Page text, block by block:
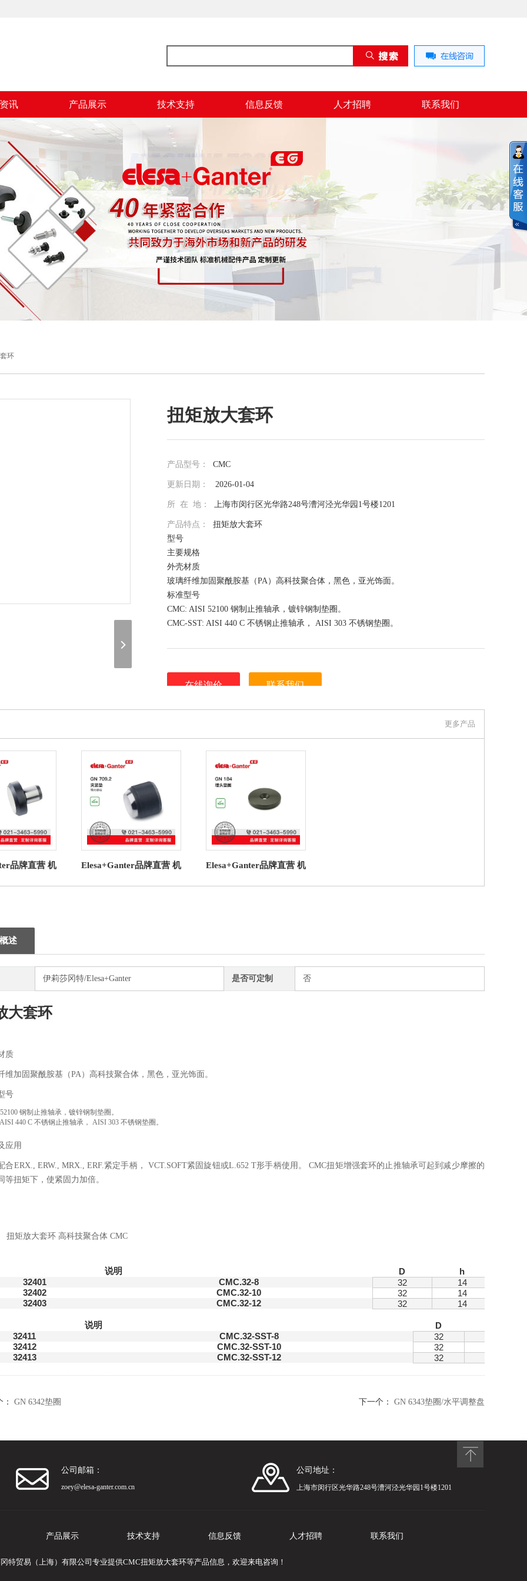
讯 产品展示 技术支持 信息反馈 人才招聘 联系我们
环
扭矩放大套环
产品型号： CMC
更新日期： 2026-01-04
所 在 地： 上海市闵行区光华路248号漕河泾光华园1号楼1201
产品特点： 扭矩放大套环
型号
主要规格
外壳材质
玻璃纤维加固聚酰胺基（PA）高科技聚合体，黑色，亚光饰面。
标准型号
CMC: AISI 52100 钢制止推轴承，镀锌钢制垫圈。
CMC-SST: AISI 440 C 不锈钢止推轴承， AISI 303 不锈钢垫圈。
在线询价 联系我们
更多产品
品牌直营 机
位销
Elesa+Ganter品牌直营 机
垫 带内螺纹
Elesa+Ganter品牌直营 机
圈
述
伊莉莎冈特/Elesa+Ganter 是否可定制 否
大套环
质
维加固聚酰胺基（PA）高科技聚合体，黑色，亚光饰面。
号
钢制止推轴承，镀锌钢制垫圈。
440 C 不锈钢止推轴承， AISI 303 不锈钢垫圈。
应用
合ERX., ERW., MRX., ERF.紧定手柄， VCT.SOFT紧固旋钮或L.652 T形手柄使用。 CMC扭矩增强套环的止推轴承可起到减少摩擦的
等扭矩下，使紧固力加倍。
说明 D h
32401
CMC.32-8 32 14
32402
CMC.32-10 32 14
32403
CMC.32-12 32 14
说明 D
32411
CMC.32-SST-8 32
32412
CMC.32-SST-10 32
32413
CMC.32-SST-12 32
GN 6342垫圈 下一个： GN 6343垫圈/水平调整盘
公司邮箱：
zoey@elesa-ganter.com.cn
公司地址：
上海市闵行区光华路248号漕河泾光华园1号楼1201
产品展示 技术支持 信息反馈 人才招聘 联系我们
特贸易（上海）有限公司专业提供CMC扭矩放大套环等产品信息，欢迎来电咨询！